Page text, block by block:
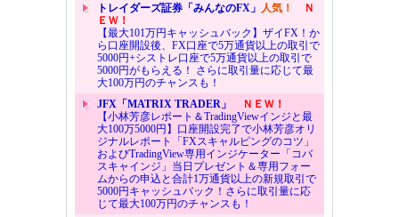
トレイダーズ証券「みんなのFX」 人気！
Ｎ
ＥＷ！
【最大101万円キャッシュバック】ザイFX！か
ら口座開設後、FX口座で5万通貨以上の取引で
5000円+シストレ口座で5万通貨以上の取引で
5000円がもらえる！ さらに取引量に応じて最
大100万円のチャンスも！
JFX「MATRIX TRADER」
ＮＥＷ！
【小林芳彦レポート＆TradingViewインジと最
大100万5000円】口座開設完了で小林芳彦オリ
ジナルレポート「FXスキャルピングのコツ」
およびTradingView専用インジケーター「コバ
スキャインジ」当日プレゼント＆専用フォー
ムからの申込と合計1万通貨以上の新規取引で
5000円キャッシュバック！さらに取引量に応
じて最大100万円のチャンスも！